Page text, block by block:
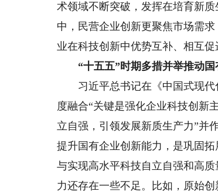
术领域不断突破，发挥在培育新
中，民营企业创新更聚焦市场需
业在科技创新中优势互补、相互
“十五五”时期多措并举推动
习近平总书记在《中国式现代
度融合“关键是强化企业科技创新
立自强，引领发展新质生产力”并
提升国有企业创新能力，是巩固
与实现高水平科技自立自强和高
力还存在一些不足。比如，原始